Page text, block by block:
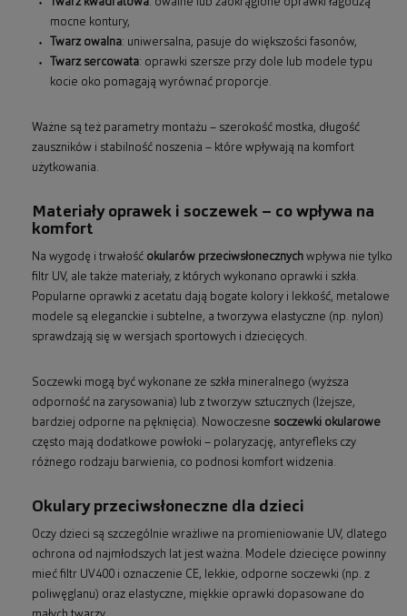
Twarz kwadratowa : owalne lub zaokrąglone oprawki łagodzą
mocne kontury,
Twarz owalna: uniwersalna, pasuje do większości fasonów,
Twarz sercowata: oprawki szersze przy dole lub modele typu
kocie oko pomagają wyrównać proporcje.
Ważne są też parametry montażu – szerokość mostka, długość
zauszników i stabilność noszenia – które wpływają na komfort
użytkowania.
Materiały oprawek i soczewek – co wpływa na
komfort
Na wygodę i trwałość okularów przeciwsłonecznych wpływa nie tylko
filtr UV, ale także materiały, z których wykonano oprawki i szkła.
Popularne oprawki z acetatu dają bogate kolory i lekkość, metalowe
modele są eleganckie i subtelne, a tworzywa elastyczne (np. nylon)
sprawdzają się w wersjach sportowych i dziecięcych.
Soczewki mogą być wykonane ze szkła mineralnego (wyższa
odporność na zarysowania) lub z tworzyw sztucznych (lżejsze,
bardziej odporne na pęknięcia). Nowoczesne soczewki okularowe
często mają dodatkowe powłoki – polaryzację, antyrefleks czy
różnego rodzaju barwienia, co podnosi komfort widzenia.
Okulary przeciwsłoneczne dla dzieci
Oczy dzieci są szczególnie wrażliwe na promieniowanie UV, dlatego
ochrona od najmłodszych lat jest ważna. Modele dziecięce powinny
mieć filtr UV400 i oznaczenie CE, lekkie, odporne soczewki (np. z
poliwęglanu) oraz elastyczne, miękkie oprawki dopasowane do